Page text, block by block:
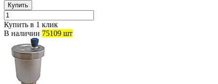
Купить
Купить в 1 клик
В наличии 75109 шт